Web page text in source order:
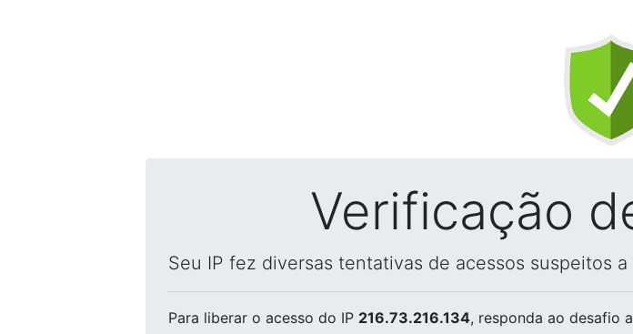
Verificação
Seu IP fez diversas tentativas de acessos suspeitos
Para liberar o acesso do IP 216.73.216.134, responda ao desafio